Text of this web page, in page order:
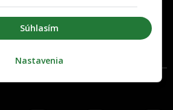
Inzercia Cenník
Súhlasím
Nastavenia